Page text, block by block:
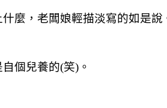
麼，老闆娘輕描淡寫的如是說
個兒養的(笑)。